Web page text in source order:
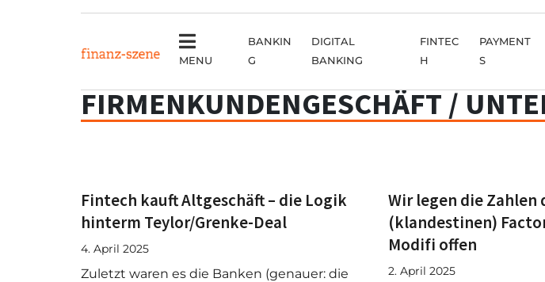
MENU
BANKIN
G
DIGITAL
BANKING
FINTEC
H
PAYMENT
S
FIRMENKUNDENGESCHÄFT /
Fintech kauft Altgeschäft – die Logik
hinterm Teylor/Grenke-Deal
4. April 2025
Zuletzt waren es die Banken (genauer: die
Wir legen die Zahlen
(klandestinen)
Modifi offen
2. April 2025